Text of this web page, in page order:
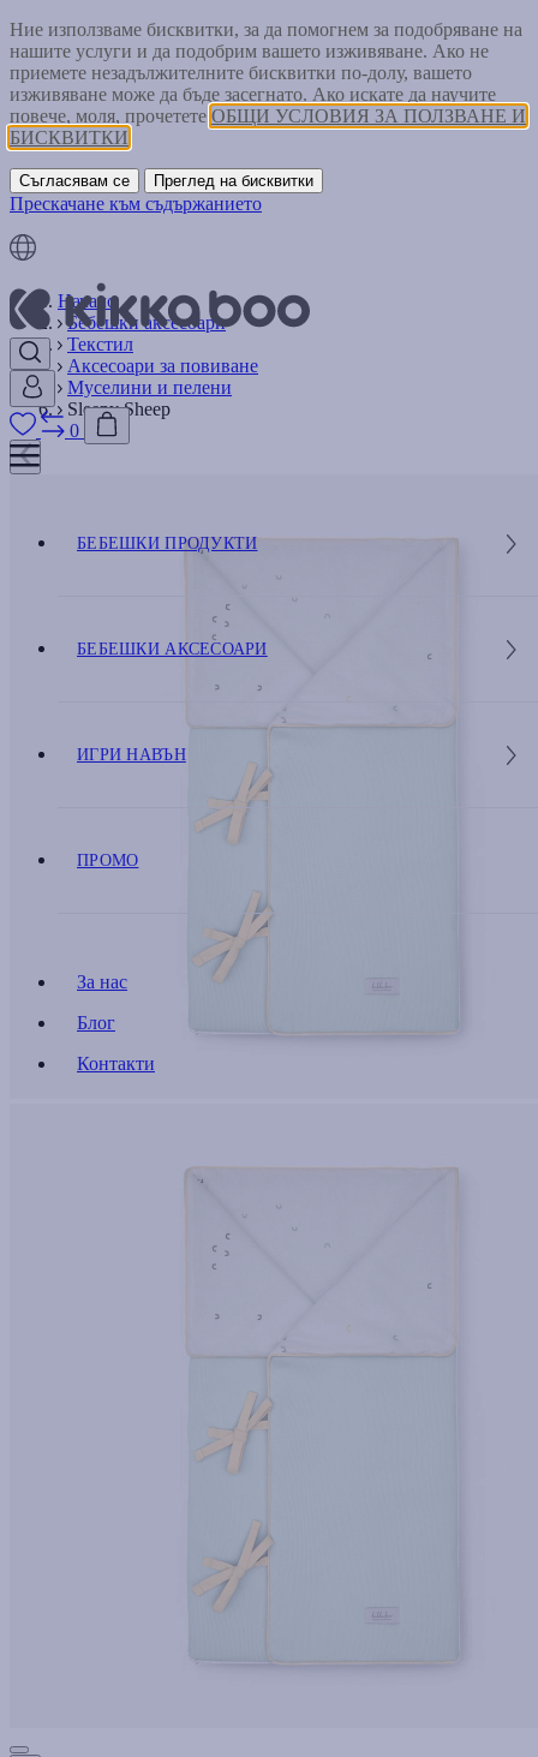
Ние използваме бисквитки, за да помогнем за подобряване на
нашите услуги и да подобрим вашето изживяване. Ако не
приемете незадължителните бисквитки по-долу, вашето
изживяване може да бъде засегнато. Ако искате да научите
повече, моля, прочетете ОБЩИ УСЛОВИЯ ЗА ПОЛЗВАНЕ И
БИСКВИТКИ
Съгласявам се Преглед на бисквитки
Прескачане към съдържанието
0
БЕБЕШКИ ПРОДУКТИ
БЕБЕШКИ АКСЕСОАРИ
ИГРИ НАВЪН
ПРОМО
За нас
Блог
Контакти
Начало
Бебешки аксесоари
Текстил
Аксесоари за повиване
Муселини и пелени
Sleepy Sheep